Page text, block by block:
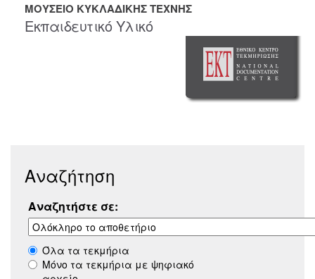
ΜΟΥΣΕΙΟ ΚΥΚΛΑΔΙΚΗΣ ΤΕΧΝΗΣ
Εκπαιδευτικό Υλικό
Αναζήτηση
Αναζητήστε σε:
Όλα τα τεκμήρια
Μόνο τα τεκμήρια με ψηφιακό